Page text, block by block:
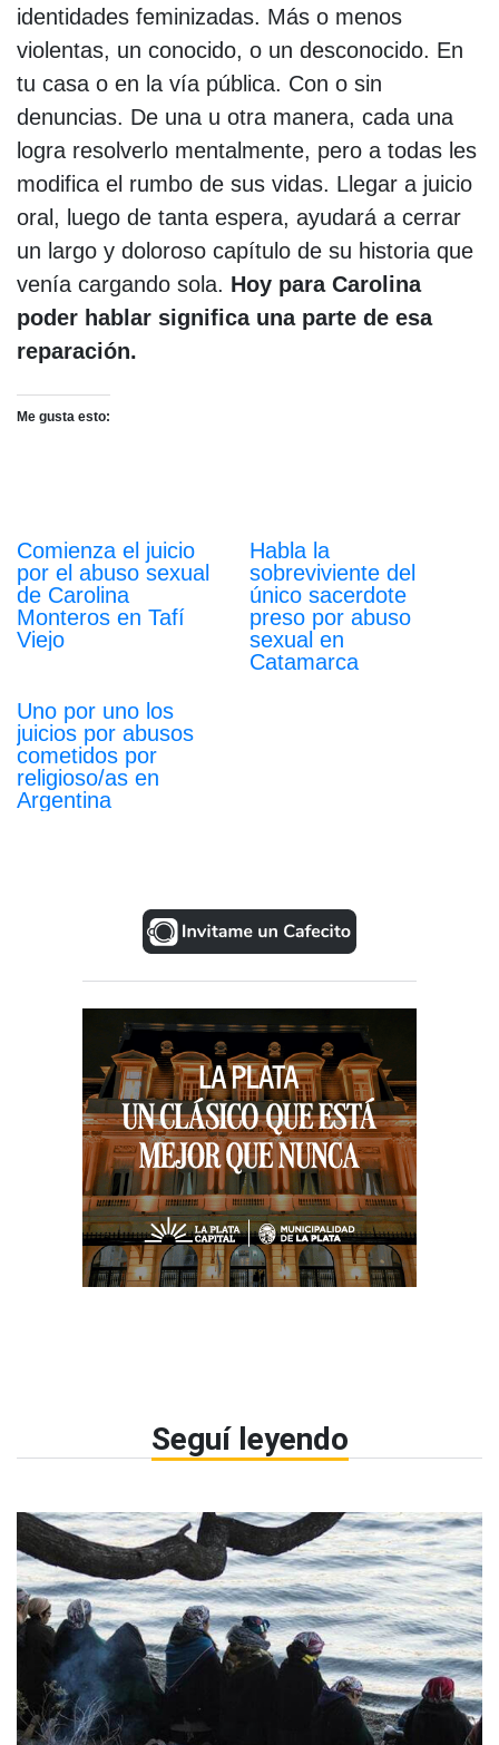
identidades feminizadas. Más o menos
violentas, un conocido, o un desconocido. En
tu casa o en la vía pública. Con o sin
denuncias. De una u otra manera, cada una
logra resolverlo mentalmente, pero a todas les
modifica el rumbo de sus vidas. Llegar a juicio
oral, luego de tanta espera, ayudará a cerrar
un largo y doloroso capítulo de su historia que
venía cargando sola. Hoy para Carolina
poder hablar significa una parte de esa
reparación.
Me gusta esto:
Comienza el juicio
por el abuso sexual
de Carolina
Monteros en Tafí
Viejo
Habla la
sobreviviente del
único sacerdote
preso por abuso
sexual en
Catamarca
Uno por uno los
juicios por abusos
cometidos por
religioso/as en
Argentina
Seguí leyendo